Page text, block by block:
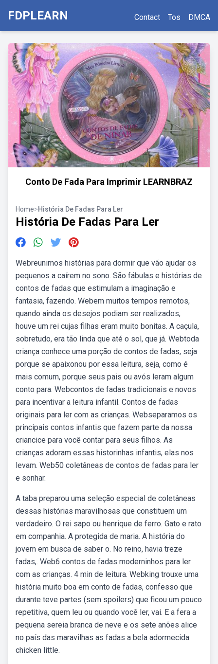
FDPLEARN Contact Tos DMCA
Conto De Fada Para Imprimir LEARNBRAZ
Home>História De Fadas Para Ler
História De Fadas Para Ler
Webreunimos histórias para dormir que vão ajudar os
pequenos a caírem no sono. São fábulas e histórias de
contos de fadas que estimulam a imaginação e
fantasia, fazendo. Webem muitos tempos remotos,
quando ainda os desejos podiam ser realizados,
houve um rei cujas filhas eram muito bonitas. A caçula,
sobretudo, era tão linda que até o sol, que já. Webtoda
criança conhece uma porção de contos de fadas, seja
porque se apaixonou por essa leitura, seja, como é
mais comum, porque seus pais ou avós leram algum
conto para. Webcontos de fadas tradicionais e novos
para incentivar a leitura infantil. Contos de fadas
originais para ler com as crianças. Webseparamos os
principais contos infantis que fazem parte da nossa
criancice para você contar para seus filhos. As
crianças adoram essas historinhas infantis, elas nos
levam. Web50 coletâneas de contos de fadas para ler
e sonhar.
A taba preparou uma seleção especial de coletâneas
dessas histórias maravilhosas que constituem um
verdadeiro. O rei sapo ou henrique de ferro. Gato e rato
em companhia. A protegida de maria. A história do
jovem em busca de saber o. No reino, havia treze
fadas,. Web6 contos de fadas moderninhos para ler
com as crianças. 4 min de leitura. Webking trouxe uma
história muito boa em conto de fadas, confesso que
durante teve partes (sem spoilers) que ficou um pouco
repetitiva, quem leu ou quando você ler, vai. E a fera a
pequena sereia branca de neve e os sete anões alice
no país das maravilhas as fadas a bela adormecida
chicken little.